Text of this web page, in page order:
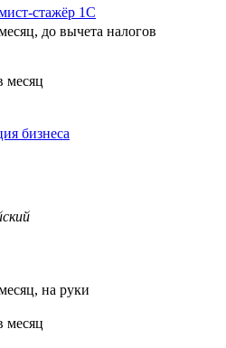
стажёр 1С
до вычета налогов
месяц
бизнеса
на руки
месяц